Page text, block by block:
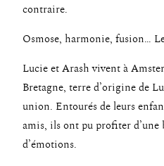
contraire.
Osmose, harmonie, fusion…
Lucie et Arash vivent à
Bretagne, terre d’origine de
union. Entourés de leurs
amis, ils ont pu profiter d’une
d’émotions.